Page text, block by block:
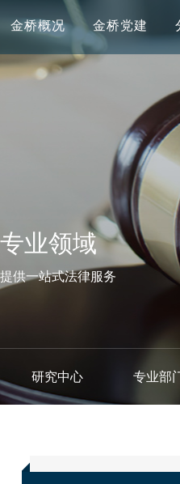
金桥概况 金桥党建
专业领域
提供一站式法律服务
研究中心 专业部